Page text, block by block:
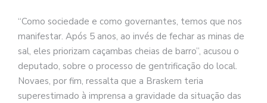
“Como sociedade e como governantes, temos que nos
manifestar. Após 5 anos, ao invés de fechar as minas de
sal, eles priorizam caçambas cheias de barro”, acusou o
deputado, sobre o processo de gentrificação do local.
Novaes, por fim, ressalta que a Braskem teria
superestimado à imprensa a gravidade da situação das